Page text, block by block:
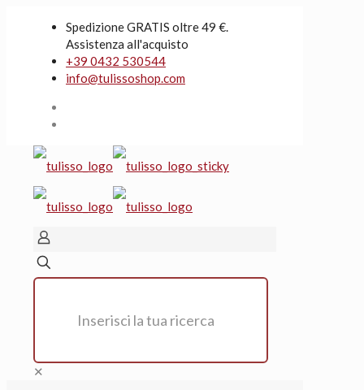
Spedizione GRATIS oltre 49 €.
Assistenza all'acquisto
+39 0432 530544
info@tulissoshop.com
✕